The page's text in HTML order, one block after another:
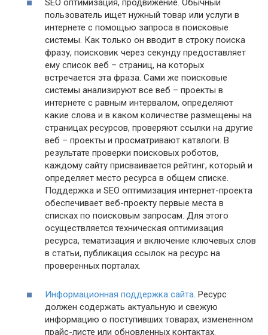
пользователь ищет нужный товар или услуги в
интернете с помощью запроса в поисковые
системы. Как только он вводит в строку поиска
фразу, поисковик через секунду предоставляет
ему список веб – страниц, на которых
встречается эта фраза. Сами же поисковые
системы анализируют все веб – проекты в
интернете с равным интервалом, определяют
какие слова и в каком количестве размещены на
страницах ресурсов, проверяют ссылки на другие
веб – проекты и просматривают каталоги. В
результате проверки поисковых роботов,
каждому сайту присваивается рейтинг, который и
определяет место ресурса в общем списке.
Поддержка и SEO оптимизация интернет-проекта
обеспечивает веб-проекту первые места в
списках по поисковым запросам. Для этого
осуществляется техническая оптимизация
ресурса, тематизация и включение ключевых слов
в статьи, публикация ссылок на ресурс на
проверенных порталах.
Информационная поддержка сайта . Ресурс
должен содержать актуальную и свежую
информацию о поступивших товарах, измененном
прайс-листе или обновленных контактах.